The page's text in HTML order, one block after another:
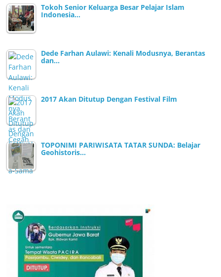
Tokoh Senior Keluarga Besar Pelajar Islam
Indonesia…
Dede Farhan Aulawi: Kenali Modusnya, Berantas
dan…
2017 Akan Ditutup Dengan Festival Film
TOPONIMI PARIWISATA TATAR SUNDA: Belajar
Geohistoris…